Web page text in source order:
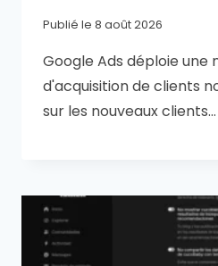
Publié le 8 août 2026
Google Ads déploie une
d'acquisition de clients
sur les nouveaux clients…